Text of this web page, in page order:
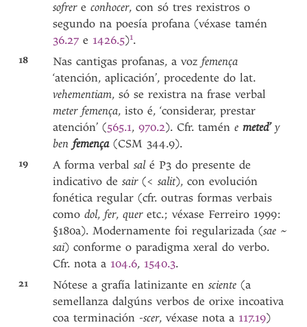
sofrereconhocer, con só tres rexistros o
segundo na poesía profana (véxase tamén
36.27 e 1426.5)1.
18 Nas cantigas profanas, a vozfemença
‘atención, aplicación’, procedente do lat.
vehementiam, só se rexistra na frase verbal
meter femença, isto é, ‘considerar, prestar
atención’ (565.1,970.2). Cfr. taménemeted’y
benfemença (CSM 344.9).
19 A forma verbalsalé P3 do presente de
indicativo desair(<salit), con evolución
fonética regular (cfr. outras formas verbais
comodol,fer,queretc.; véxase Ferreiro 1999:
§180a). Modernamente foi regularizada (sae ~
sai) conforme o paradigma xeral do verbo.
Cfr. nota a 104.6, 1540.3.
21 Nótese a grafía latinizante ensciente(a
semellanza dalgúns verbos de orixe incoativa
coa terminación -scer, véxase nota a 117.19)